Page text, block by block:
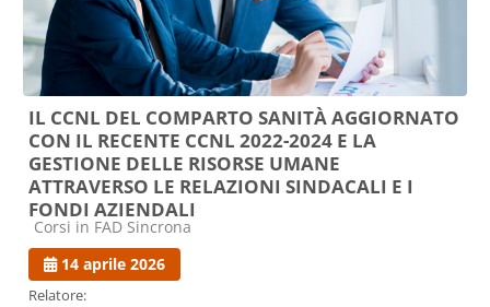
IL CCNL DEL COMPARTO SANITÀ AGGIORNATO
CON IL RECENTE CCNL 2022-2024 E LA
GESTIONE DELLE RISORSE UMANE
ATTRAVERSO LE RELAZIONI SINDACALI E I
FONDI AZIENDALI
Categoria di corsi
Corsi in FAD Sincrona
14 aprile 2026
Relatore: